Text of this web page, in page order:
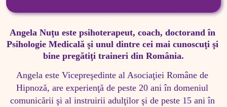
Angela Nuţu este psihoterapeut, coach, doctorand în
Psihologie Medicală şi unul dintre cei mai cunoscuţi şi
bine pregătiţi traineri din România.
Angela este Vicepreşedinte al Asociaţiei Române de
Hipnoză, are experienţă de peste 20 ani în domeniul
comunicării şi al instruirii adulţilor şi de peste 15 ani în